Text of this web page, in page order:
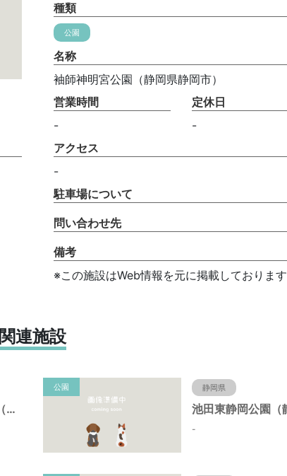
種類
公園
名称
袖師神明宮公園（静岡県静岡市）
営業時間
-
定休日
-
アクセス
-
駐車場について
問い合わせ先
備考
※この施設はWeb情報を元に掲載しております
関連施設
東静岡スマイル公園（静岡県静岡市）
公園 静岡県
-